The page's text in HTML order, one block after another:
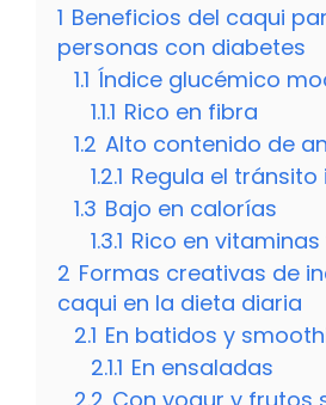
1 Beneficios del caqui
personas con diabetes
1.1 Índice glucémico
1.1.1 Rico en fibra
1.2 Alto contenido de
1.2.1 Regula el tránsito
1.3 Bajo en calorías
1.3.1 Rico en
2 Formas creativas de
caqui en la dieta diaria
2.1 En batidos y
2.1.1 En ensaladas